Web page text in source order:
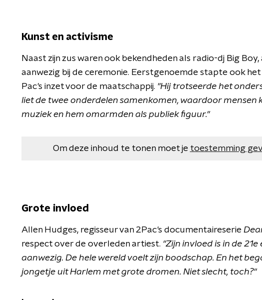
Kunst en activisme
Naast zijn zus waren ook bekendheden als radio-dj Big
aanwezig bij de ceremonie. Eerstgenoemde stapte ook
Pac's inzet voor de maatschappij. "Hij trotseerde het
liet de twee onderdelen samenkomen, waardoor mensen
muziek en hem omarmden als publiek figuur."
Om deze inhoud te tonen moet je toestemming
Grote invloed
Allen Hudges, regisseur van 2Pac's documentaireserie
respect over de overleden artiest. "Zijn invloed is in de
aanwezig. De hele wereld voelt zijn boodschap. En het
jongetje uit Harlem met grote dromen. Niet slecht, toch?"